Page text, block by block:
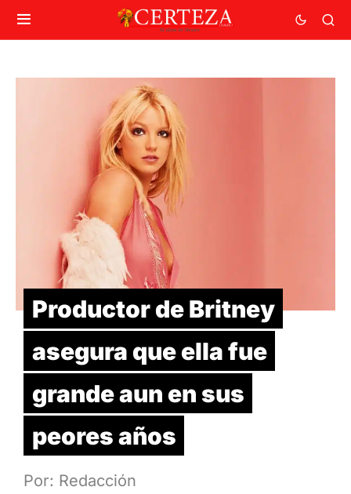
Productor de Britney
asegura que ella fue
grande aun en sus
peores años
Por: Redacción